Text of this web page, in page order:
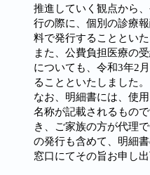
推進していく観点から
行の際に、個別の診療
料で発行することといた
また、公費負担医療の
についても、令和3年2
ることといたしました。
なお、明細書には、使
名称が記載されるもの
き、ご家族の方が代理
の発行も含めて、明細
窓口にてその旨お申し出